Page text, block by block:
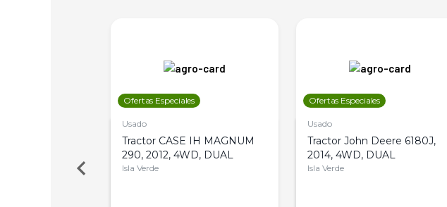
Ofertas Especiales
Usado
Tractor CASE IH MAGNUM
290, 2012, 4WD, DUAL
Isla Verde
Ofertas Especiales
Usado
Tractor John Deere 6180J,
2014, 4WD, DUAL
Isla Verde